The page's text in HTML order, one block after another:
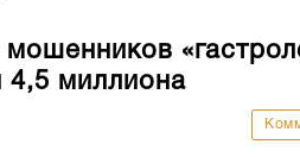
4,5 миллиона